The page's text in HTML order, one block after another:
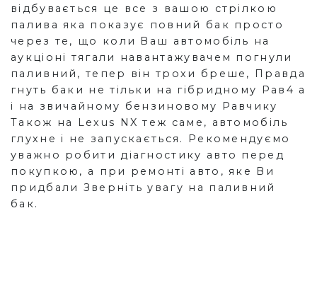
відбувається це все з вашою стрілкою
палива яка показує повний бак просто
через те, що коли Ваш автомобіль на
аукціоні тягали навантажувачем погнули
паливний, тепер він трохи бреше, Правда
гнуть баки не тільки на гібридному Рав4 а
і на звичайному бензиновому Равчику
Також на Lexus NX теж саме, автомобіль
глухне і не запускається. Рекомендуємо
уважно робити діагностику авто перед
покупкою, а при ремонті авто, яке Ви
придбали Зверніть увагу на паливний
бак.